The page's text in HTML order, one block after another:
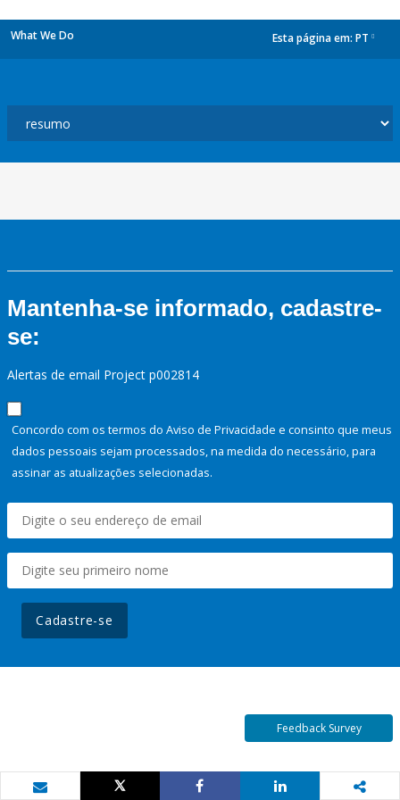
What We Do Esta página em: PT
Mantenha-se informado, cadastre-
se:
Alertas de email Project p002814
Concordo com os termos do Aviso de Privacidade e consinto que meus
dados pessoais sejam processados, na medida do necessário, para
assinar as atualizações selecionadas.
Cadastre-se
Feedback Survey